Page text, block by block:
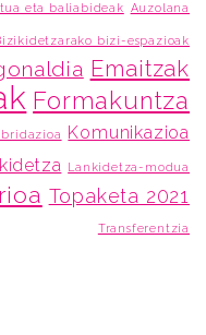
eta baliabideak Auzolana
bizi-espazioak
Emaitzak
Formakuntza
Komunikazioa
Lankidetza-modua
Topaketa 2021
Transferentzia